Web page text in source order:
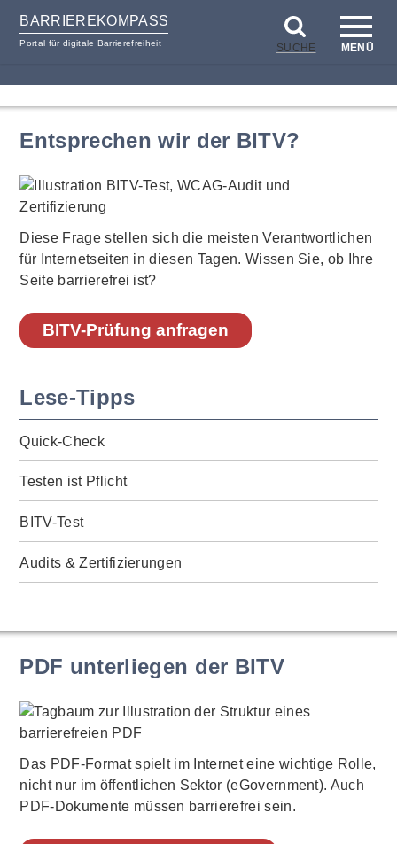
BARRIEREKOMPASS
Portal für digitale Barrierefreiheit SUCHE MENÜ
Entsprechen wir der BITV?
Diese Frage stellen sich die meisten Verantwortlichen
für Internetseiten in diesen Tagen. Wissen Sie, ob Ihre
Seite barrierefrei ist?
BITV-Prüfung anfragen
Lese-Tipps
Quick-Check
Testen ist Pflicht
BITV-Test
Audits & Zertifizierungen
PDF unterliegen der BITV
Das PDF-Format spielt im Internet eine wichtige Rolle,
nicht nur im öffentlichen Sektor (eGovernment). Auch
PDF-Dokumente müssen barrierefrei sein.